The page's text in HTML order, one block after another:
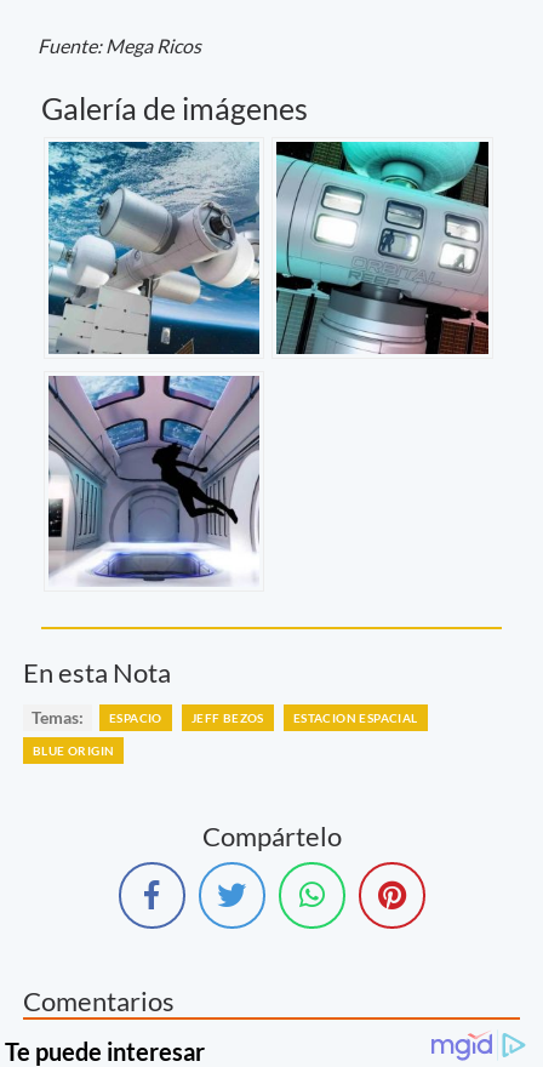
Fuente: Mega Ricos
Galería de imágenes
En esta Nota
Temas: ESPACIO JEFF BEZOS ESTACION ESPACIAL
BLUE ORIGIN
Compártelo
Comentarios